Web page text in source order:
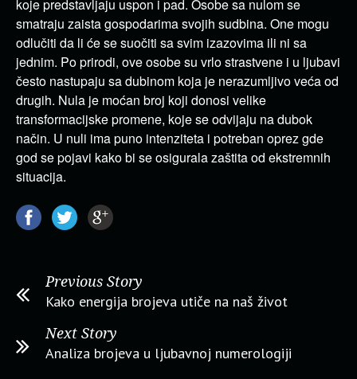
koje predstavljaju uspon i pad. Osobe sa nulom se
smatraju zaista gospodarima svojih sudbina. One mogu
odlučiti da li će se suočiti sa svim izazovima ili ni sa
jednim. Po prirodi, ove osobe su vrlo strastvene i u ljubavi
često nastupaju sa dubinom koja je nerazumljivo veća od
drugih. Nula je moćan broj koji donosi velike
transformacijske promene, koje se odvijaju na dubok
način. U nuli ima puno intenziteta i potreban oprez gde
god se pojavi kako bi se osigurala zaštita od ekstremnih
situacija.
Previous Story
Kako energija brojeva utiče na naš život
Next Story
Analiza brojeva u ljubavnoj numerologiji